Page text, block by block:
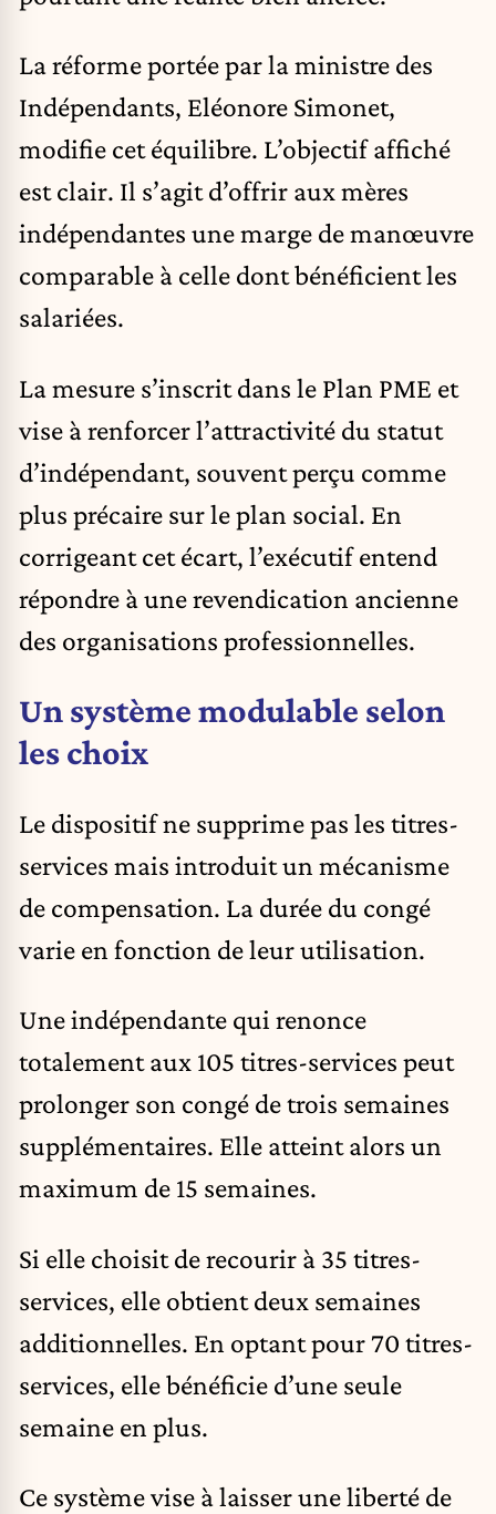
La réforme portée par la ministre des
Indépendants, Eléonore Simonet,
modifie cet équilibre. L’objectif affiché
est clair. Il s’agit d’offrir aux mères
indépendantes une marge de manœuvre
comparable à celle dont bénéficient les
salariées.
La mesure s’inscrit dans le Plan PME et
vise à renforcer l’attractivité du statut
d’indépendant, souvent perçu comme
plus précaire sur le plan social. En
corrigeant cet écart, l’exécutif entend
répondre à une revendication ancienne
des organisations professionnelles.
Un système modulable selon
les choix
Le dispositif ne supprime pas les titres-
services mais introduit un mécanisme
de compensation. La durée du congé
varie en fonction de leur utilisation.
Une indépendante qui renonce
totalement aux 105 titres-services peut
prolonger son congé de trois semaines
supplémentaires. Elle atteint alors un
maximum de 15 semaines.
Si elle choisit de recourir à 35 titres-
services, elle obtient deux semaines
additionnelles. En optant pour 70 titres-
services, elle bénéficie d’une seule
semaine en plus.
Ce système vise à laisser une liberté de